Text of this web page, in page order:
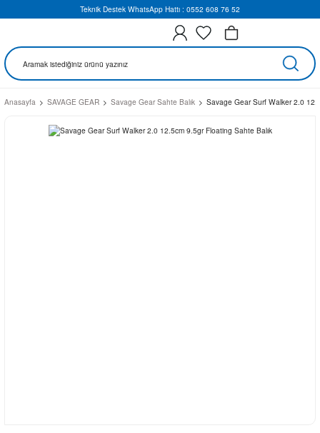
Teknik Destek WhatsApp Hattı : 0552 608 76 52
Anasayfa SAVAGE GEAR Savage Gear Sahte Balık Savage Gear Surf Walker 2.0